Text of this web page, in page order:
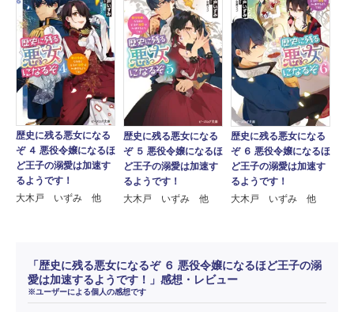
歴史に残る悪女になる
ぞ ４ 悪役令嬢になるほ
ど王子の溺愛は加速す
るようです！
大木戸 いずみ 他
歴史に残る悪女になる
ぞ ５ 悪役令嬢になるほ
ど王子の溺愛は加速す
るようです！
大木戸 いずみ 他
歴史に残る悪女になる
ぞ ６ 悪役令嬢になるほ
ど王子の溺愛は加速す
るようです！
大木戸 いずみ 他
「歴史に残る悪女になるぞ ６ 悪役令嬢になるほど王子の溺
愛は加速するようです！」感想・レビュー
※ユーザーによる個人の感想です